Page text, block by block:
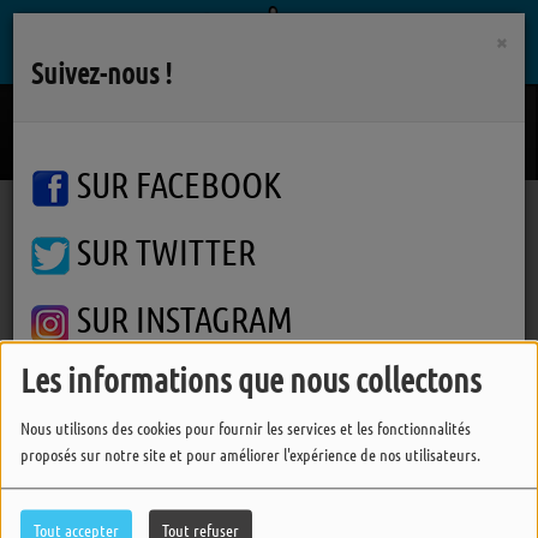
Les informations que nous collectons
Nous utilisons des cookies pour fournir les services et les fonctionnalités
proposés sur notre site et pour améliorer l'expérience de nos utilisateurs.
Tout accepter Tout refuser
Podcasts Autres interviews
Sofian Mustang
×
Suivez-nous !
SUR FACEBOOK
SUR TWITTER
SUR INSTAGRAM